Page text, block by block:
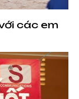
các em